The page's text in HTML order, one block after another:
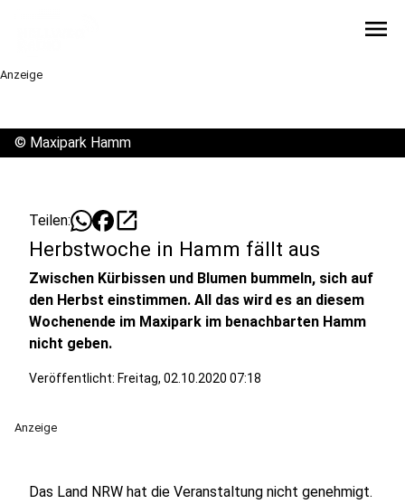
menu
Anzeige
© Maxipark Hamm
Teilen: open_in_new
Herbstwoche in Hamm fällt aus
Zwischen Kürbissen und Blumen bummeln, sich auf
den Herbst einstimmen. All das wird es an diesem
Wochenende im Maxipark im benachbarten Hamm
nicht geben.
Veröffentlicht: Freitag, 02.10.2020 07:18
Anzeige
Das Land NRW hat die Veranstaltung nicht genehmigt.